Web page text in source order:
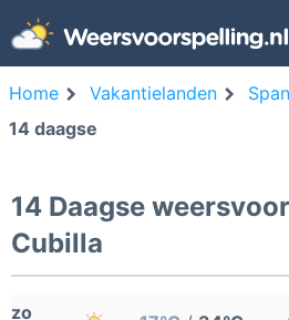
Home Vakantielanden
14 daagse
14 Daagse
Cubilla
zo